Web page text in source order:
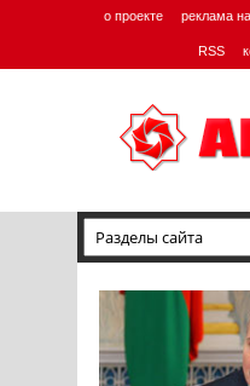
о проекте реклама
RSS